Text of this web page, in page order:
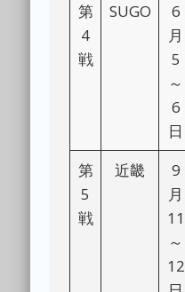
第
4
戦
SUGO
6
月
5
～
6
日
第
5
戦
近畿
9
月
11
～
12